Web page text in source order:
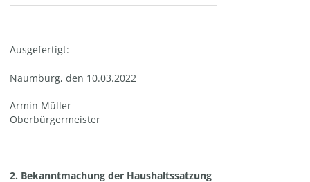
Ausgefertigt:
Naumburg, den 10.03.2022
Armin Müller
Oberbürgermeister
2. Bekanntmachung der Haushaltssatzung